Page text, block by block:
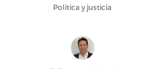
Política y justicia